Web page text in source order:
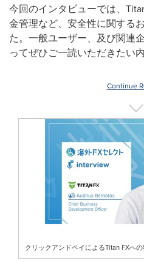
今回のインタビューでは、
金管理など、安全性に関する
た。一般ユーザー、及び関連
ってぜひご一読いただきたい
Continue
クリックアンドペイによるTitan FXへ